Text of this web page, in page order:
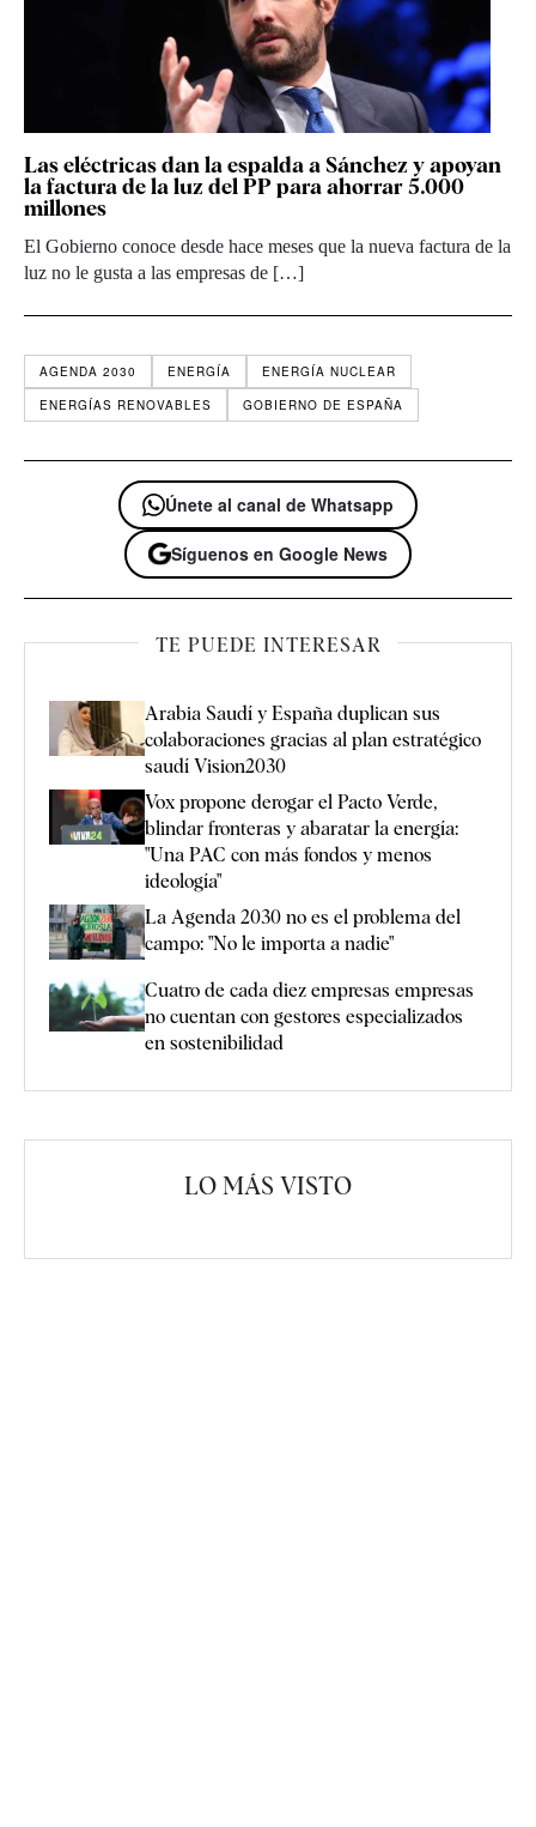
Las eléctricas dan la espalda a Sánchez y apoyan
la factura de la luz del PP para ahorrar 5.000
millones
El Gobierno conoce desde hace meses que la nueva factura de la
luz no le gusta a las empresas de […]
AGENDA 2030 ENERGÍA
ENERGÍA NUCLEAR
ENERGÍAS RENOVABLES
GOBIERNO DE ESPAÑA
Únete al canal de Whatsapp
Síguenos en Google News
TE PUEDE INTERESAR
Arabia Saudí y España duplican sus
colaboraciones gracias al plan estratégico
saudí Vision2030
Vox propone derogar el Pacto Verde,
blindar fronteras y abaratar la energía:
"Una PAC con más fondos y menos
ideología"
La Agenda 2030 no es el problema del
campo: "No le importa a nadie"
Cuatro de cada diez empresas empresas
no cuentan con gestores especializados
en sostenibilidad
LO MÁS VISTO